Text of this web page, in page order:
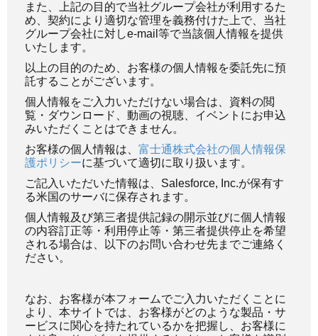
また、上記の目的で当社グループ会社が利用するた
め、契約により適切な管理を義務付けた上で、当社
グループ会社に対しe-mail等で当該個人情報を提供
いたします。
以上の目的のため、お客様の個人情報を委託先に預
託することがございます。
個人情報をご入力いただけない場合は、資料の閲
覧・ダウンロード、動画の視聴、イベントにお申込
みいただくことはできません。
お客様の個人情報は、 富士通株式会社の個人情報保
護ポリシーに基づいて適切に取り扱います。
ご記入いただいた情報は、Salesforce, Inc.が保有す
る米国のサーバに保存されます。
個人情報及び第三者提供記録の開示並びに個人情報
の内容訂正等・利用停止等・第三者提供停止を希望
される場合は、以下のお問い合わせ先までご連絡く
ださい。
なお、お客様が本フォームでご入力いただくことに
より、本サイトでは、お客様がどのような製品・サ
ービスに関心を持たれているかを把握し、お客様に